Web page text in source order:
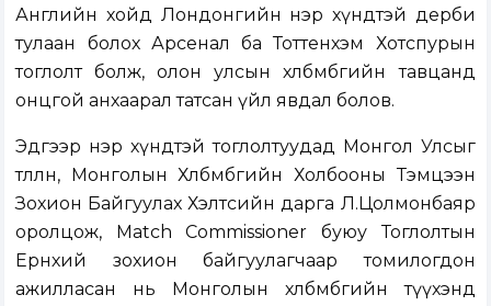
Английн хойд Лондонгийн нэр хүндтэй дерби
тулаан болох Арсенал ба Тоттенхэм Хотспурын
тоглолт болж, олон улсын хөлбөмбөгийн тавцанд
онцгой анхаарал татсан үйл явдал болов.
Эдгээр нэр хүндтэй тоглолтуудад Монгол Улсыг
төлөөлөн, Монголын Хөлбөмбөгийн Холбооны Тэмцээн
Зохион Байгуулах Хэлтсийн дарга Л.Цолмонбаяр
оролцож, Match Commissioner буюу Тоглолтын
Ерөнхий зохион байгуулагчаар томилогдон
ажилласан нь Монголын хөлбөмбөгийн түүхэнд